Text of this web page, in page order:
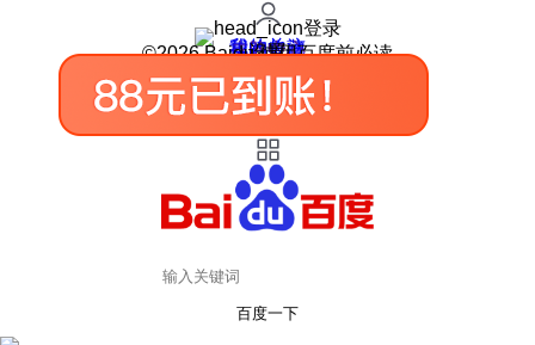
登录
我的关注
我的收藏
皮肤中心
用户反馈
设置
©2026 Baidu 使用百度前必读
百度一下